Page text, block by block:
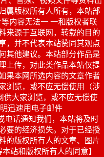
属版权所有人所有，本站部
内容无法一 一和版权者联
来源于互联网，转载的目的
，并不代表本站赞同其观点
其他建议。本站部分作品是
上传，对此类作品本站仅提
果本网所选内容的文章作者
浏览，或不应无偿使用（涉
供大家浏览，或不应无偿使
迅速用电子邮件
电话通知我们，本站将及时
要的经济损失。对于已经授
的版权所有人的文章、图片
站和版权所有人的同意】